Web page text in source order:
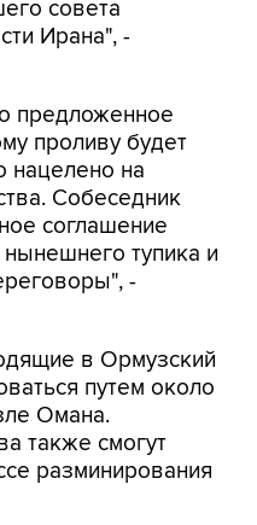
совета
Ирана", -
предложенное
проливу будет
нацелено на
Собеседник
соглашение
тупика и
-
в Ормузский
путем около
Омана.
также смогут
разминирования